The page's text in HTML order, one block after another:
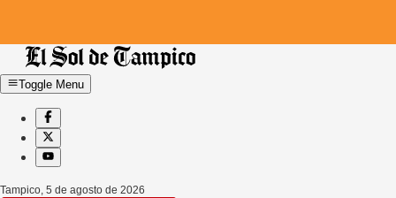
Toggle Menu
Tampico, 5 de agosto de 2026